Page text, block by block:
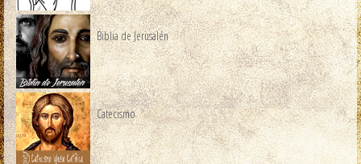
Biblia de Jerusalén
Catecismo